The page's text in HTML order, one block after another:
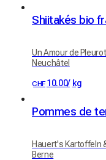
Shiitakés bio
Un Amour de
Neuchâtel
CHF 10.00/ kg
Hauert's Kartoffeln
Berne